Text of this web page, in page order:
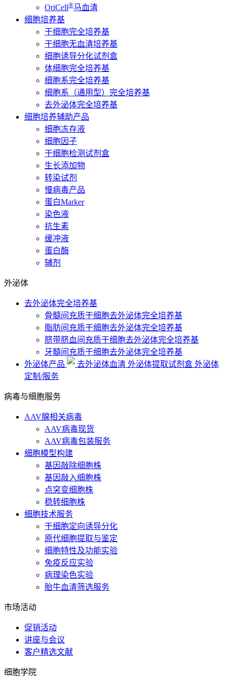
OriCell®马血清
细胞培养基
干细胞完全培养基
干细胞无血清培养基
细胞诱导分化试剂盒
体细胞完全培养基
细胞系完全培养基
细胞系（通用型）完全培养基
去外泌体完全培养基
细胞培养辅助产品
细胞冻存液
细胞因子
干细胞检测试剂盒
生长添加物
转染试剂
慢病毒产品
蛋白Marker
染色液
抗生素
缓冲液
蛋白酶
辅剂
外泌体
去外泌体完全培养基
骨髓间充质干细胞去外泌体完全培养基
脂肪间充质干细胞去外泌体完全培养基
脐带脐血间充质干细胞去外泌体完全培养基
牙髓间充质干细胞去外泌体完全培养基
外泌体产品
去外泌体血清 外泌体提取试剂盒 外泌体
定制/服务
病毒与细胞服务
AAV腺相关病毒
AAV病毒现货
AAV病毒包装服务
细胞模型构建
基因敲除细胞株
基因敲入细胞株
点突变细胞株
稳转细胞株
细胞技术服务
干细胞定向诱导分化
原代细胞提取与鉴定
细胞特性及功能实验
免疫反应实验
病理染色实验
胎牛血清筛选服务
市场活动
促销活动
讲座与会议
客户精选文献
细胞学院